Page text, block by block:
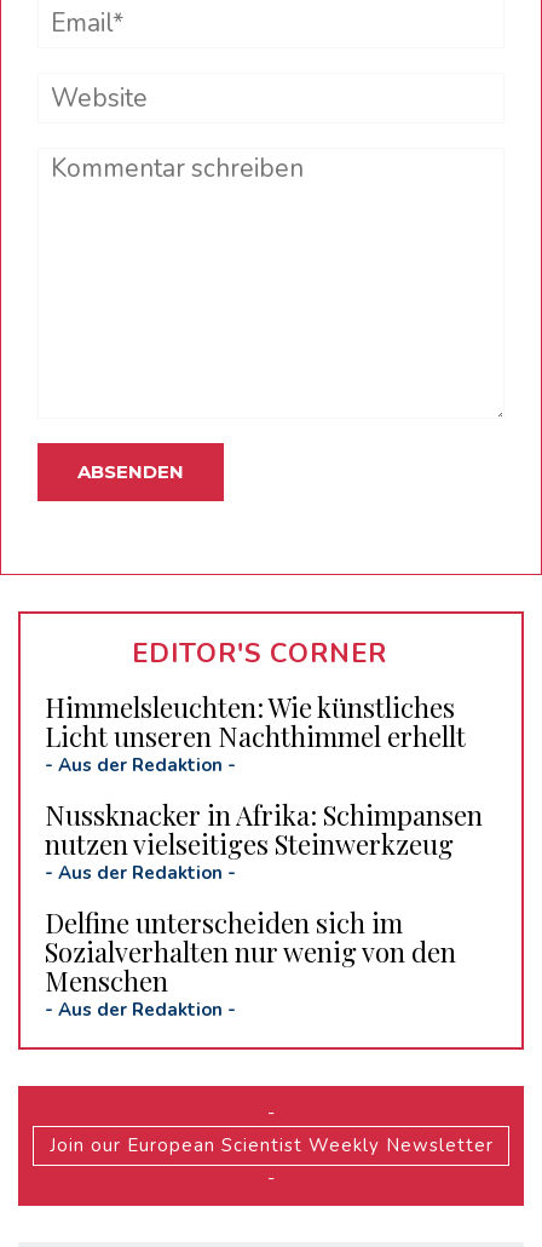
Email*
Website
Comment
EDITOR'S CORNER
Himmelsleuchten: Wie künstliches
Licht unseren Nachthimmel erhellt
- Aus der Redaktion -
Nussknacker in Afrika: Schimpansen
nutzen vielseitiges Steinwerkzeug
- Aus der Redaktion -
Delfine unterscheiden sich im
Sozialverhalten nur wenig von den
Menschen
- Aus der Redaktion -
-
Join our European Scientist Weekly Newsletter
-